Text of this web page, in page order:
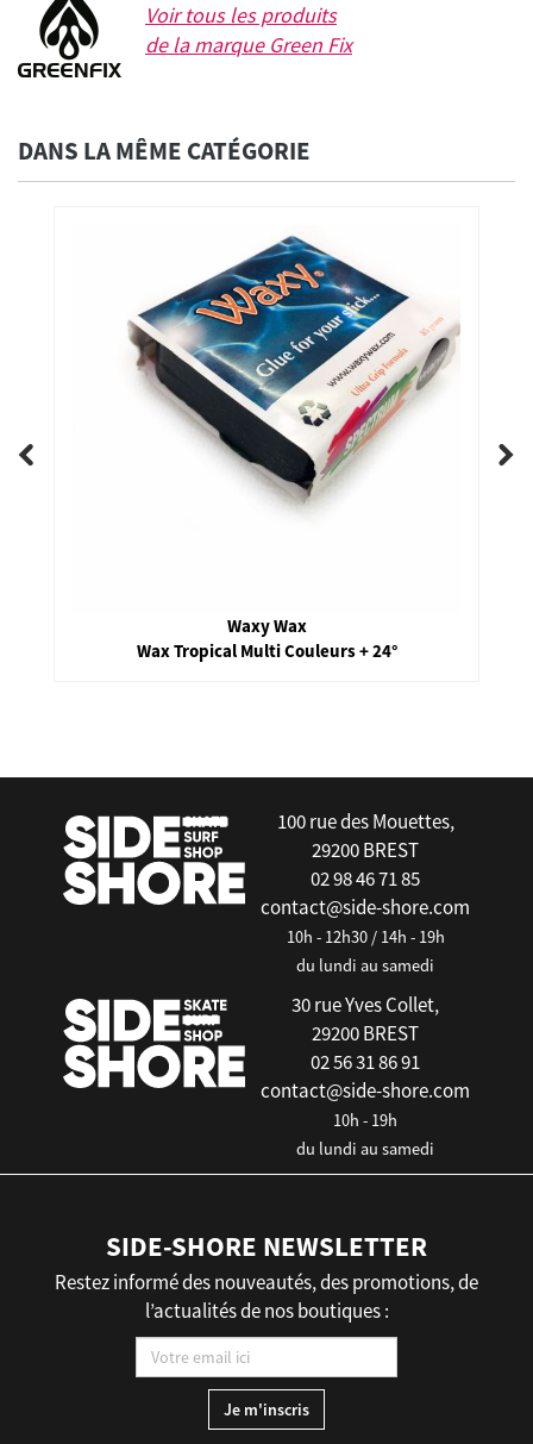
Voir tous les produits
de la marque Green Fix
DANS LA MÊME CATÉGORIE
Waxy Wax
Wax Tropical Multi Couleurs + 24°
100 rue des Mouettes,
29200 BREST
02 98 46 71 85
contact@side-shore.com
10h - 12h30 / 14h - 19h
du lundi au samedi
30 rue Yves Collet,
29200 BREST
02 56 31 86 91
contact@side-shore.com
10h - 19h
du lundi au samedi
SIDE-SHORE NEWSLETTER
Restez informé des nouveautés, des promotions, de
l’actualités de nos boutiques :